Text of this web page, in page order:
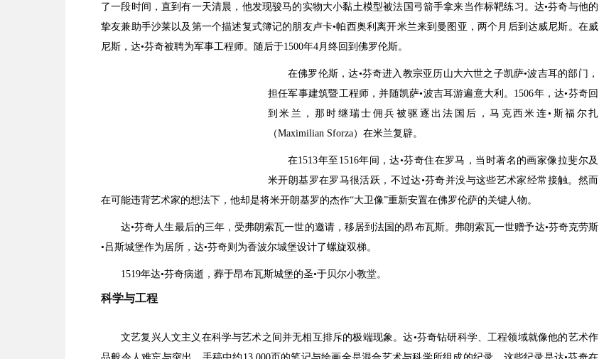
了一段时间，直到有一天清晨，他发现骏马的实物大小黏土模型被法国弓箭手拿来当作标靶练习。达•芬奇与他的
挚友兼助手沙莱以及第一个描述复式簿记的朋友卢卡•帕西奥利离开米兰来到曼图亚，两个月后到达威尼斯。在威
尼斯，达•芬奇被聘为军事工程师。随后于1500年4月终回到佛罗伦斯。
在佛罗伦斯，达•芬奇进入教宗亚历山大六世之子凯萨•波吉耳的部门，
担任军事建筑暨工程师，并随凯萨•波吉耳游遍意大利。1506年，达•芬奇回
到米兰，那时继瑞士佣兵被驱逐出法国后，马克西米连•斯福尔扎
（Maximilian Sforza）在米兰复辟。
在1513年至1516年间，达•芬奇住在罗马，当时著名的画家像拉斐尔及
米开朗基罗在罗马很活跃，不过达•芬奇并没与这些艺术家经常接触。然而
在可能违背艺术家的想法下，他却是将米开朗基罗的杰作“大卫像”重新安置在佛罗伦萨的关键人物。
达•芬奇人生最后的三年，受弗朗索瓦一世的邀请，移居到法国的昂布瓦斯。弗朗索瓦一世赠予达•芬奇克劳斯
•吕斯城堡作为居所，达•芬奇则为香波尔城堡设计了螺旋双梯。
1519年达•芬奇病逝，葬于昂布瓦斯城堡的圣•于贝尔小教堂。
科学与工程
文艺复兴人文主义在科学与艺术之间并无相互排斥的极端现象。达•芬奇钻研科学、工程领域就像他的艺术作